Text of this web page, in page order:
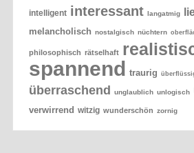
intelligent interessant langatmig
melancholisch nostalgisch nüchtern
philosophisch rätselhaft
spannend traurig
überraschend unglaublich unlogisch
verwirrend witzig wunderschön zornig